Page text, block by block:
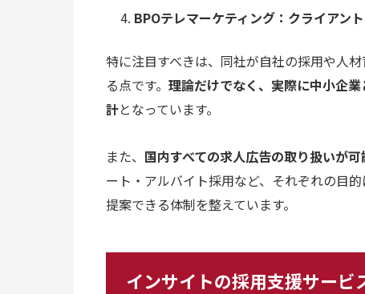
BPOテレマーケティング：クライアン
特に注目すべきは、同社が自社の採用や人
る点です。 理論だけでなく、実際に中小企
計となっています。
また、 国内すべての求人広告の取り扱いが可
ート・アルバイト採用など、それぞれの目
提案できる体制を整えています。
インサイトの採用支援サービ